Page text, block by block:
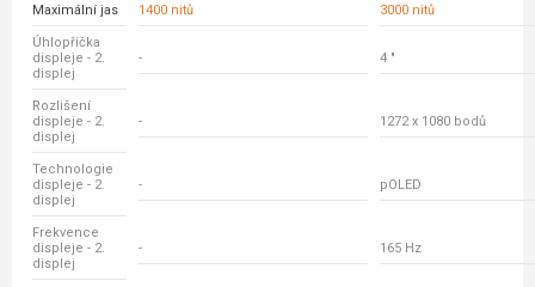
Maximální jas 1400 nitů 3000 nitů
Úhlopříčka
displeje - 2.
displej
- 4 "
Rozlišení
displeje - 2.
displej
- 1272 x 1080 bodů
Technologie
displeje - 2.
displej
- pOLED
Frekvence
displeje - 2.
displej
- 165 Hz